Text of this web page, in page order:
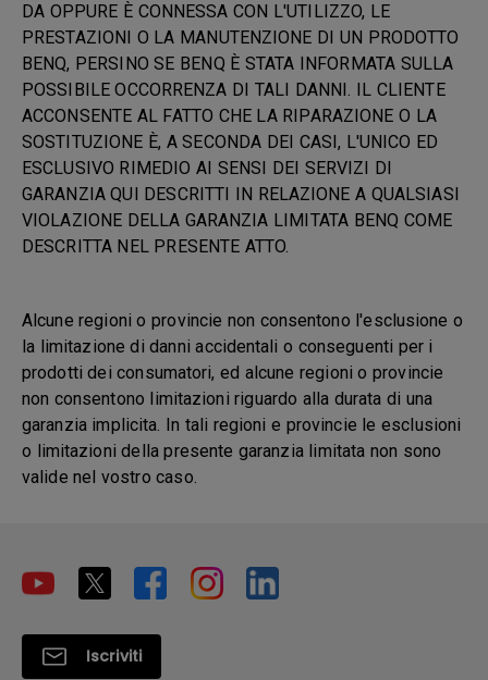
DA OPPURE È CONNESSA CON L'UTILIZZO, LE
PRESTAZIONI O LA MANUTENZIONE DI UN PRODOTTO
BENQ, PERSINO SE BENQ È STATA INFORMATA SULLA
POSSIBILE OCCORRENZA DI TALI DANNI. IL CLIENTE
ACCONSENTE AL FATTO CHE LA RIPARAZIONE O LA
SOSTITUZIONE È, A SECONDA DEI CASI, L'UNICO ED
ESCLUSIVO RIMEDIO AI SENSI DEI SERVIZI DI
GARANZIA QUI DESCRITTI IN RELAZIONE A QUALSIASI
VIOLAZIONE DELLA GARANZIA LIMITATA BENQ COME
DESCRITTA NEL PRESENTE ATTO.
Alcune regioni o provincie non consentono l'esclusione o
la limitazione di danni accidentali o conseguenti per i
prodotti dei consumatori, ed alcune regioni o provincie
non consentono limitazioni riguardo alla durata di una
garanzia implicita. In tali regioni e provincie le esclusioni
o limitazioni della presente garanzia limitata non sono
valide nel vostro caso.
Iscriviti